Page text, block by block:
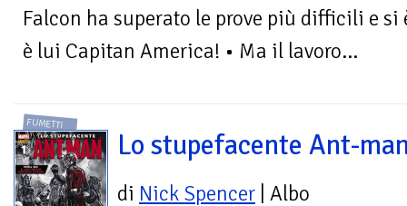
Falcon ha superato le prove più difficili e si
è lui Capitan America! • Ma il lavoro...
FUMETTI
Lo stupefacente Ant-
di Nick Spencer | Albo